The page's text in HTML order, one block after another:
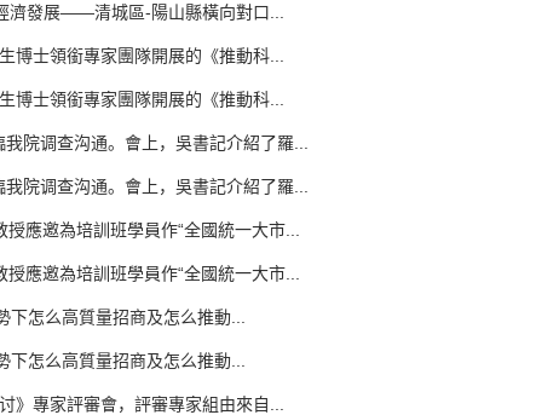
發展——清城區-陽山縣橫向對口...
士領銜專家團隊開展的《推動科...
士領銜專家團隊開展的《推動科...
调查沟通。會上，吳書記介紹了羅...
调查沟通。會上，吳書記介紹了羅...
邀為培訓班學員作“全國統一大市...
邀為培訓班學員作“全國統一大市...
怎么高質量招商及怎么推動...
怎么高質量招商及怎么推動...
專家評審會，評審專家組由來自...